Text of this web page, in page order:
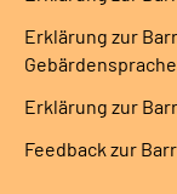
Erklärung zur
Gebärdensprache
Erklärung zur
Feedback zur